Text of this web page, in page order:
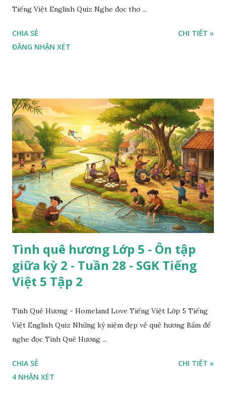
Tiếng Việt English Quiz Nghe đọc thơ ...
CHIA SẺ
ĐĂNG NHẬN XÉT
CHI TIẾT »
Tình quê hương Lớp 5 - Ôn tập
giữa kỳ 2 - Tuần 28 - SGK Tiếng
Việt 5 Tập 2
Tình Quê Hương - Homeland Love Tiếng Việt Lớp 5 Tiếng
Việt English Quiz Những kỷ niệm đẹp về quê hương Bấm để
nghe đọc Tình Quê Hương ...
CHIA SẺ
4 NHẬN XÉT
CHI TIẾT »